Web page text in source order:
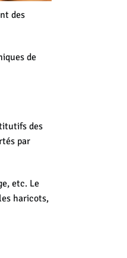
des
de
des
par
etc. Le
haricots,